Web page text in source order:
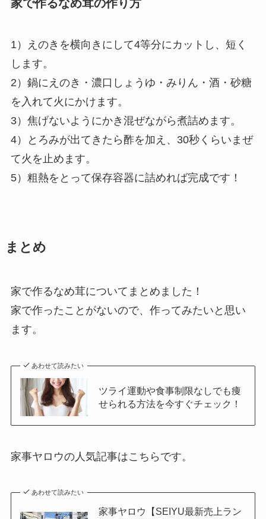
家で作るなめ茸の作り方
1）えのきを横向きにして4等分にカットし、短く
します。
2）鍋にえのき・濃口しょうゆ・みりん・酒・砂糖
を入れて火にかけます。
3）焦げないようにかき混ぜながら煮詰めます。
4）とろみが出てきたら酢を加え、30秒くらいまぜ
て火を止めます。
5）粗熱をとって保存容器に詰めれば完成です！
まとめ
家で作るなめ茸についてまとめました！
家で作ったことがないので、作ってみたいと思い
ます。
あわせて読みたい
ツライ運動や食事制限なしでも痩
せられる方法を今すぐチェック！
家事ヤロウの人気記事はこちらです。
あわせて読みたい
家事ヤロウ【SEIYU最新売上ラン